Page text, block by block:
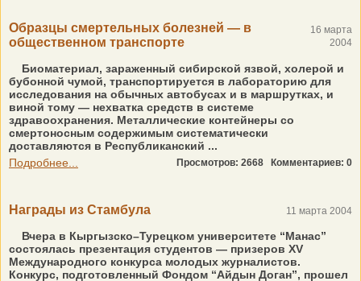
Образцы смертельных болезней — в
общественном транспорте
16 марта
2004
Биоматериал, зараженный сибирской язвой, холерой и
бубонной чумой, транспортируется в лабораторию для
исследования на обычных автобусах и в маршрутках, и
виной тому — нехватка средств в системе
здравоохранения. Металлические контейнеры со
смертоносным содержимым систематически
доставляются в Республиканский ...
Подробнее...
Просмотров: 2668 Комментариев: 0
Награды из Стамбула 11 марта 2004
Вчера в Кыргызско–Турецком университете “Манас”
состоялась презентация студентов — призеров XV
Международного конкурса молодых журналистов.
Конкурс, подготовленный Фондом “Айдын Доган”, прошел